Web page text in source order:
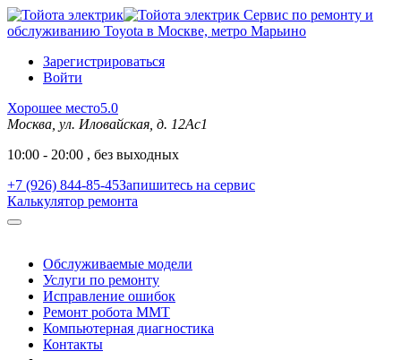
Сервис по ремонту и
обслуживанию Toyota в Москве, метро Марьино
Зарегистрироваться
Войти
Хорошее место5.0
Москва, ул. Иловайская, д. 12Ас1
10:00 - 20:00 , без выходных
+7 (926) 844-85-45Запишитесь на сервис
Калькулятор ремонта
Обслуживаемые модели
Услуги по ремонту
Исправление ошибок
Ремонт робота MMT
Компьютерная диагностика
Контакты